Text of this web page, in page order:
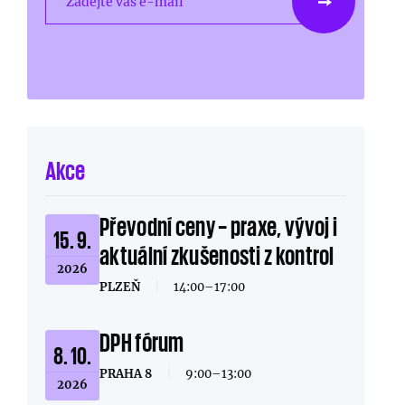
Akce
15. 9.
2026
Převodní ceny – praxe, vývoj i
aktuální zkušenosti z kontrol
PLZEŇ 14:00–17:00
8. 10.
2026
DPH fórum
PRAHA 8 9:00–13:00